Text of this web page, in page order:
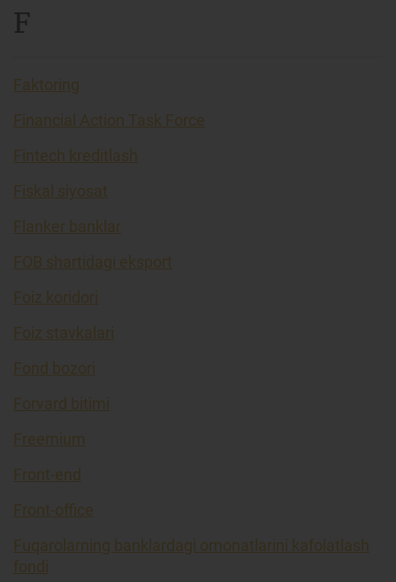
F
Faktoring
Financial Action Task Force
Fintech kreditlash
Fiskal siyosat
Flanker banklar
FOB shartidagi eksport
Foiz koridori
Foiz stavkalari
Fond bozori
Forvard bitimi
Freemium
Front-end
Front-office
Fuqarolarning banklardagi omonatlarini kafolatlash
fondi